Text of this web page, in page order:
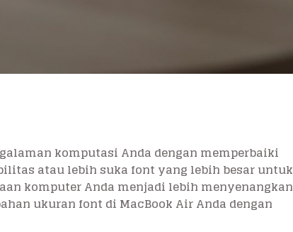
komputasi Anda dengan memperbaiki
atau lebih suka font yang lebih besar untuk
komputer Anda menjadi lebih menyenangkan
ukuran font di MacBook Air Anda dengan